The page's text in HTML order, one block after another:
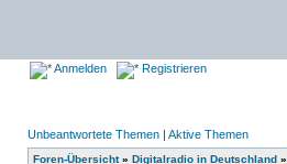
Anmelden Registrieren
Unbeantwortete Themen | Aktive Themen
Foren-Übersicht» Digitalradio in Deutschland »